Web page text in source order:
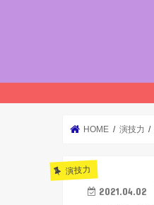
HOME 演技力
演技力
2021.04.02